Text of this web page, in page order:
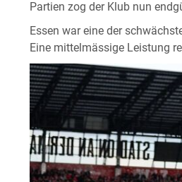
Partien zog der Klub nun
Essen war eine der
Eine mittelmässige Leistung